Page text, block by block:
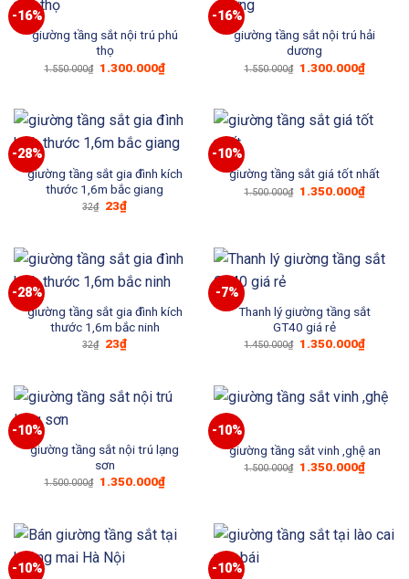
-16%
giường tầng sắt nội trú phú
thọ
1.550.000₫ Giá
1.300.000₫Giá
hiện
1.300.000₫.
-16%
giường tầng sắt nội trú hải
dương
1.550.000₫ Giá
1.300.000₫Giá
hiện
-28%
giường tầng sắt gia đình kích
thước 1,6m bắc giang
32₫ Giá
gốc
23₫Giá
hiện
23₫.
-10%
giường tầng sắt giá tốt nhất
1.500.000₫ Giá
1.350.000₫Giá
hiện
-28%
giường tầng sắt gia đình kích
thước 1,6m bắc ninh
32₫ Giá
gốc
23₫Giá
hiện
23₫.
-7%
Thanh lý giường tầng sắt
GT40 giá rẻ
1.450.000₫ Giá
1.350.000₫Giá
hiện
-10%
giường tầng sắt nội trú lạng
sơn
1.500.000₫ Giá
1.350.000₫Giá
hiện
1.350.000₫.
-10%
giường tầng sắt vinh ,ghệ an
1.500.000₫ Giá
1.350.000₫Giá
hiện
-10% -10%